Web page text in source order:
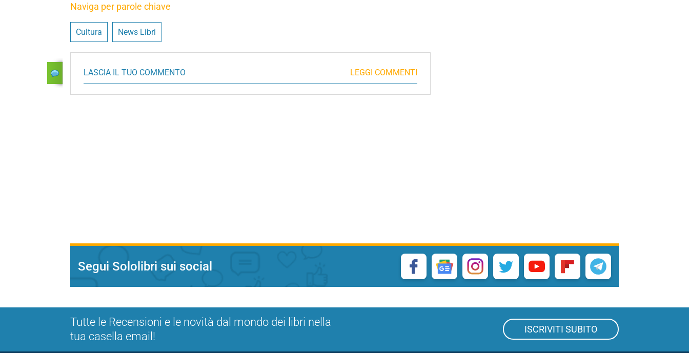
Naviga per parole chiave
Cultura News Libri
LASCIA IL TUO COMMENTO LEGGI COMMENTI
Segui Sololibri sui social
Tutte le Recensioni e le novità dal mondo dei libri nella
tua casella email!
ISCRIVITI SUBITO